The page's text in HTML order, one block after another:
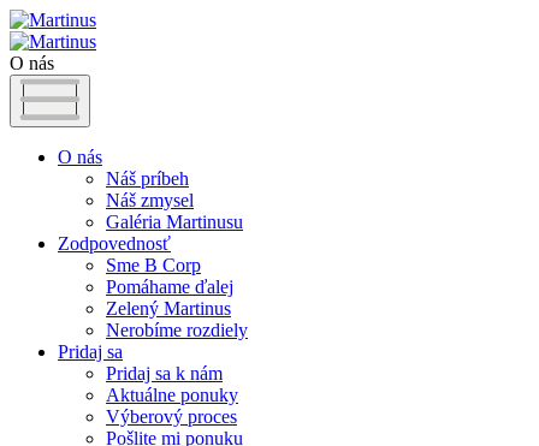
O nás
O nás
Náš príbeh
Náš zmysel
Galéria Martinusu
Zodpovednosť
Sme B Corp
Pomáhame ďalej
Zelený Martinus
Nerobíme rozdiely
Pridaj sa
Pridaj sa k nám
Aktuálne ponuky
Výberový proces
Pošlite mi ponuku